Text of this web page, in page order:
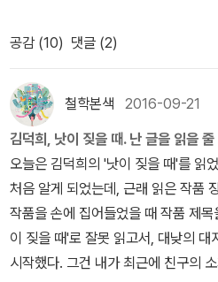
과 관련된 특정 주제를 선별하여 선형
질의 것이 아니며, 각자 다른 시각에
수 있는 열린 텍스트라는 점을 강조하
을 읽을수록 더욱더 그 깊이에 놀랄
가 도출될 수 있는 시사점을 얻을 수
부분의 데리다 주석서가 평이하게 쉽게
의 예비적 입문을 위하여 제시된 해
영역과 경험 세계에 따라서 각자가
텍스트의 우주가 따로 있음을 강조해야 할 것이다.
『떡갈나무와 개』(2020, 민음사)는
발상은 좋지만 독서 쾌감을 주지는 않
을 독자는 많지 않을 듯; 그럼에도
사뮈엘 베케트 『동반자 / 잘 못 보이
/ 떨림』(2018, 워크룸프레스)베케트
도달.마음이 공허할 때 시집도 그렇지
왜 일까? 이럴 땐 유재하도 자주 찾아 들어요. * 그 외
책 - 이 달은 문학동네와 문학과지성
태운『산책하는 사람에게』(2020, 문
울로 왔고 너는 여름에 있었다』(2020, 문
『숨』(2020, 틈창작문고 13, 문학실
양하고 차별적인 목소리에 귀를 기
자 한다. _ 박영욱, <데리다 & 들뢰즈
상은 존재의 모든 것을 담고 있지 못
은 널리 받아들여진 도식에 맞는 부분
지 설명되지 못한 부분 또한 분명 있
무엇보다도 개별 존재는 각자가 가지
있다고 바라본다. 들뢰즈는 이렇듯 개
의 차이를 개념적으로 드러나는 차
e en elle-meme'라고 표현했다. 간
세상에 존재하는 모든 것이 다 다르
공감 (10) 댓글 (2)
철학본색 2016-09-21
김덕희, 낫이 짖을 때. 난 글을 읽을
오늘은 김덕희의 '낫이 짖을 때'를 읽
처음 알게 되었는데, 근래 읽은 작품
작품을 손에 집어들었을 때 작품 제
이 짖을 때'로 잘못 읽고서, 대낮의 대
시작했다. 그건 내가 최근에 친구